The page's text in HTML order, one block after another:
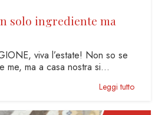
solo ingrediente ma
viva l’estate! Non so se
me, ma a casa nostra si…
Leggi tutto